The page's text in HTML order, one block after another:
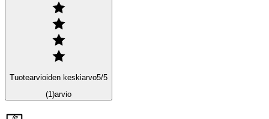
Tuotearvioiden keskiarvo5/5
(1)arvio